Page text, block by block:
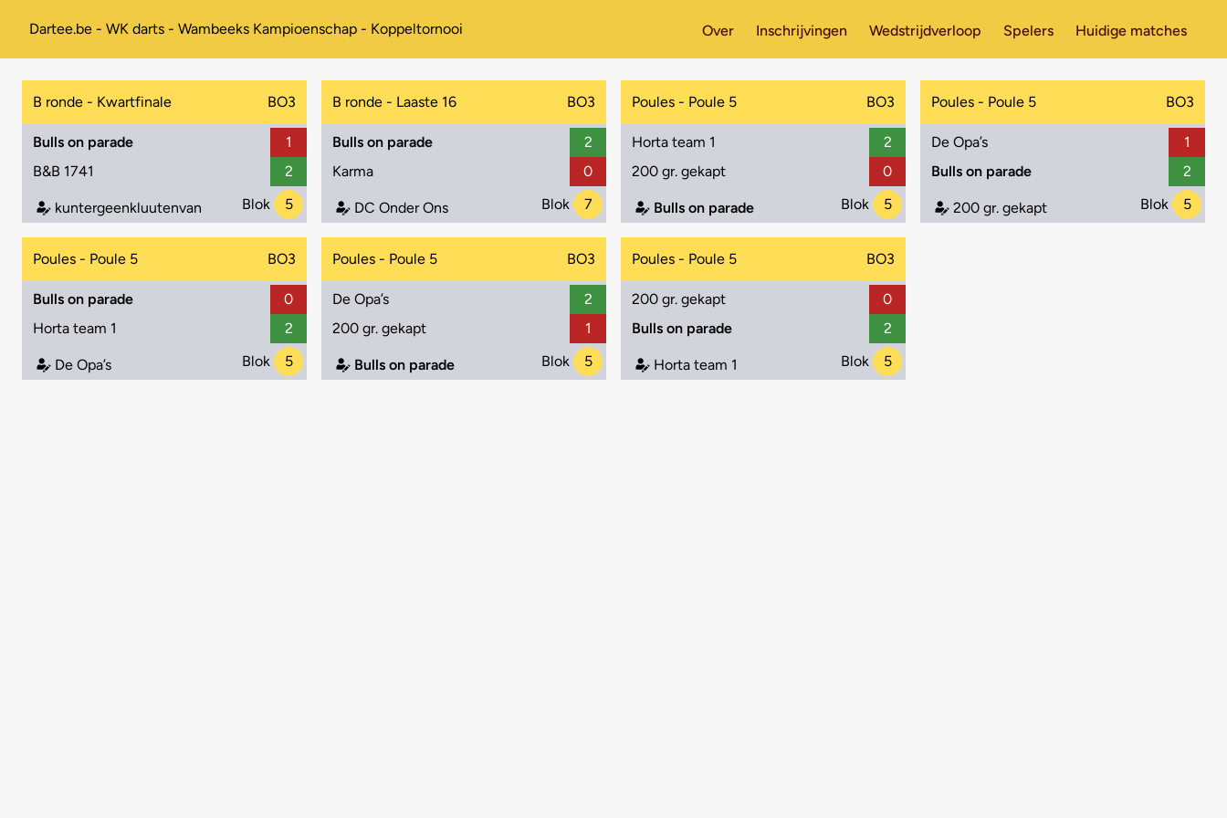
Dartee.be - WK darts - Wambeeks Kampioenschap - Koppeltornooi Over Inschrijvingen Wedstrijdverloop Spelers Huidige matches
B ronde - Kwartfinale BO3
Bulls on parade
1
B&B 1741
2
kuntergeenkluutenvan Blok 5
B ronde - Laaste 16 BO3
Bulls on parade
2
Karma
0
DC Onder Ons Blok 7
Poules - Poule 5 BO3
Horta team 1
2
200 gr. gekapt
0
Bulls on parade Blok 5
Poules - Poule 5 BO3
De Opa’s
1
Bulls on parade
2
200 gr. gekapt Blok 5
Poules - Poule 5 BO3
Bulls on parade
0
Horta team 1
2
De Opa’s Blok 5
Poules - Poule 5 BO3
De Opa’s
2
200 gr. gekapt
1
Bulls on parade Blok 5
Poules - Poule 5 BO3
200 gr. gekapt
0
Bulls on parade
2
Horta team 1 Blok 5